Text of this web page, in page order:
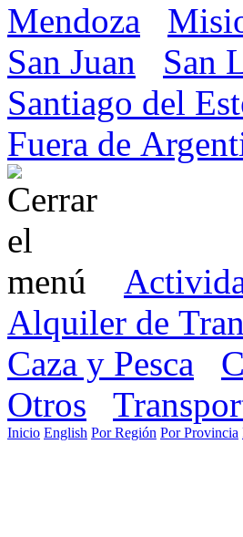
Mendoza
San Juan
San
Santiago del
Fuera de
Alquiler de
Caza y Pesca
Otros
Inicio English Por Región Por Provincia